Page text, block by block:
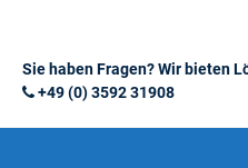
Sie haben Fragen? Wir bieten
+49 (0) 3592 31908